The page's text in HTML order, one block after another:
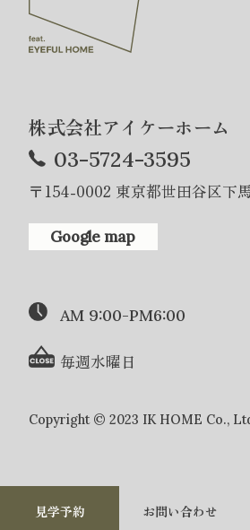
見学予約 お問い合わせ
株式会社アイケーホーム
03-5724-3595
〒154-0002 東京都世田谷区下
Google map
AM 9:00-PM6:00
毎週水曜日
Copyright © 2023 IK HOME Co.,